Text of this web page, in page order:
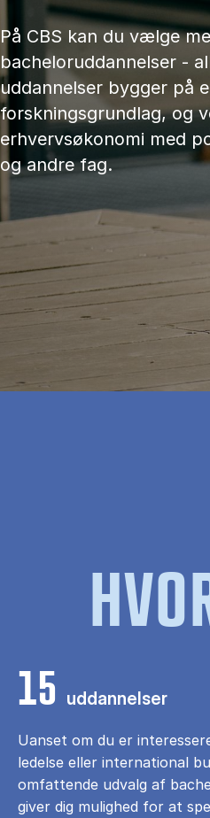
På CBS kan du vælge
bacheloruddannelser -
uddannelser bygger på
forskningsgrundlag, og
erhvervsøkonomi med
og andre fag.
15 uddannelser
Uanset om du er
ledelse eller international
omfattende udvalg af
giver dig mulighed for at